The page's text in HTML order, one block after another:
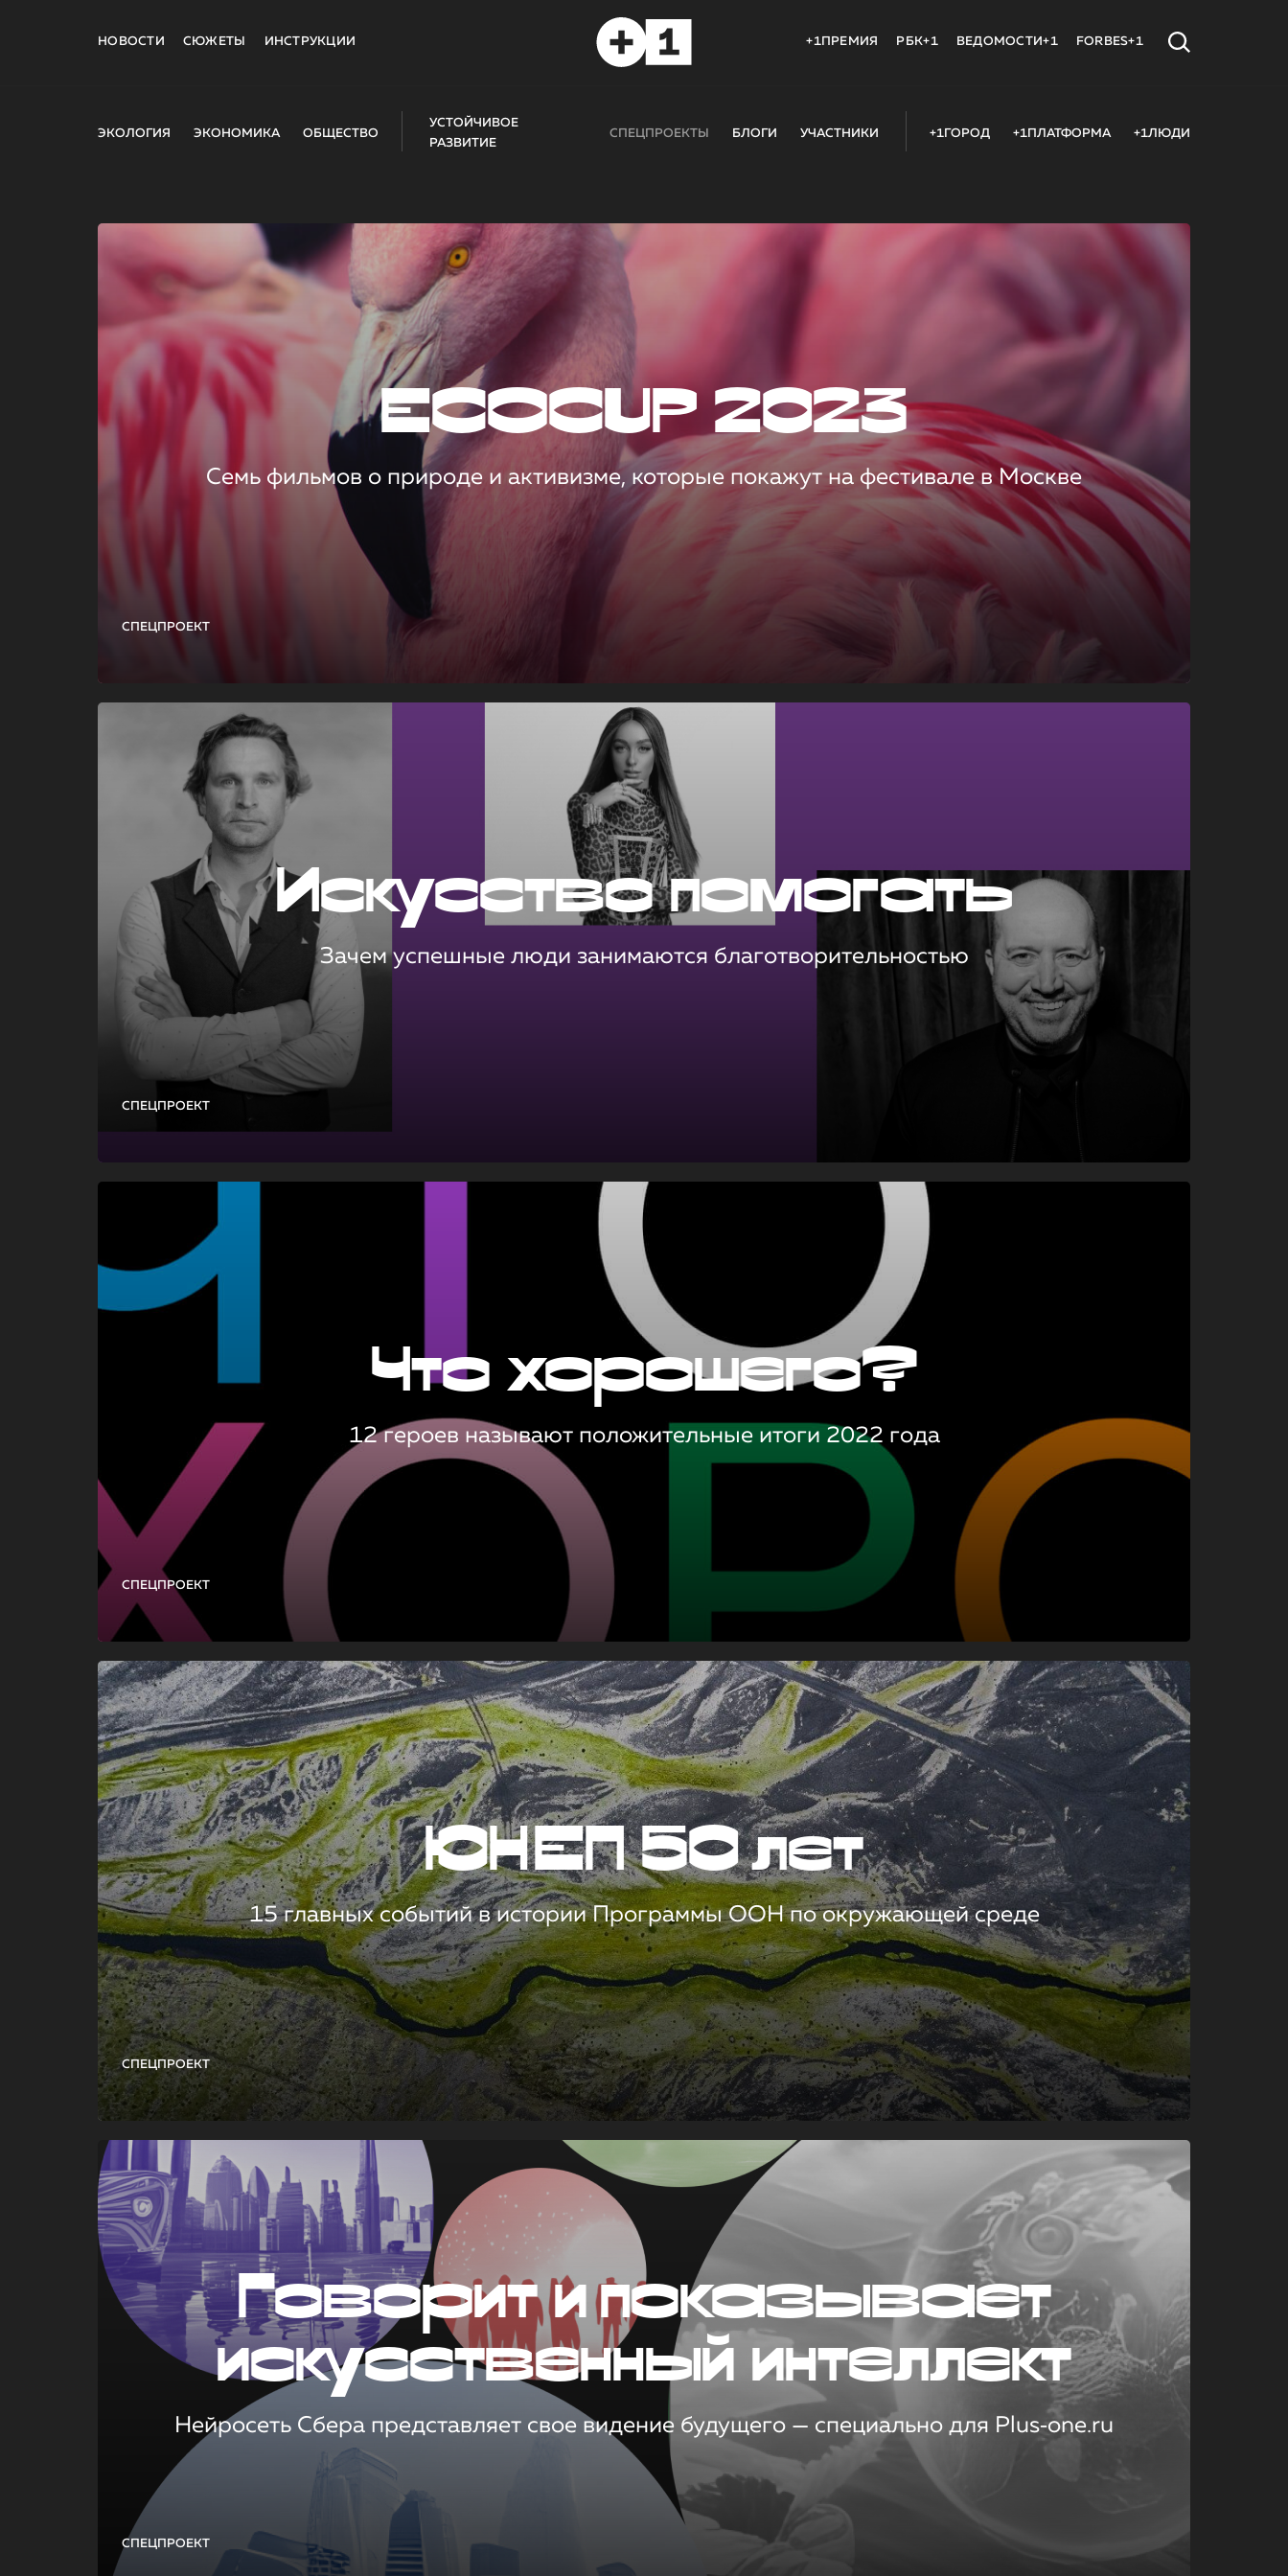
НОВОСТИ СЮЖЕТЫ ИНСТРУКЦИИ +1ПРЕМИЯ РБК+1 ВЕДОМОСТИ+1 FORBES+1
ЭКОЛОГИЯ ЭКОНОМИКА ОБЩЕСТВО
УСТОЙЧИВОЕ
РАЗВИТИЕ
СПЕЦПРОЕКТЫ БЛОГИ УЧАСТНИКИ +1ГОРОД +1ПЛАТФОРМА +1ЛЮДИ
СПЕЦПРОЕКТ
ECOCUP 2023
Семь фильмов о природе и активизме, которые покажут на фестивале в Москве
СПЕЦПРОЕКТ
Искусство помогать
Зачем успешные люди занимаются благотворительностью
СПЕЦПРОЕКТ
Что хорошего?
12 героев называют положительные итоги 2022 года
СПЕЦПРОЕКТ
ЮНЕП 50 лет
15 главных событий в истории Программы ООН по окружающей среде
СПЕЦПРОЕКТ
Говорит и показывает
искусственный интеллект
Нейросеть Сбера представляет свое видение будущего — специально для Plus‑one.ru